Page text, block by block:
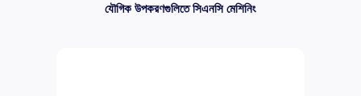
যৌগিক উপকরণগুলিতে সিএনসি মেশিনিং